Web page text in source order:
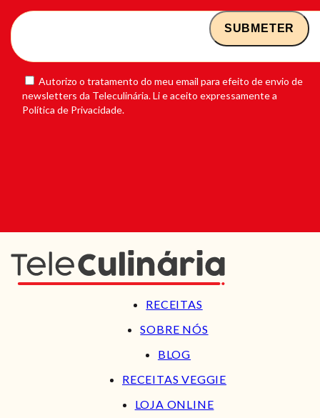
Autorizo o tratamento do meu email para efeito de envio de
newsletters da Teleculinária. Li e aceito expressamente a
Política de Privacidade.
RECEITAS
SOBRE NÓS
BLOG
RECEITAS VEGGIE
LOJA ONLINE